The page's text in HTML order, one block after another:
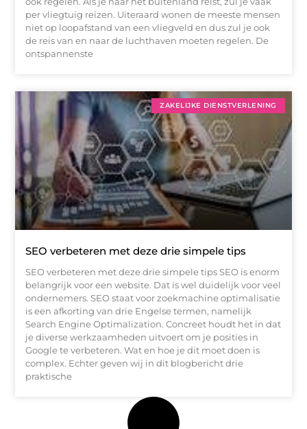
per vliegtuig reizen. Uiteraard wonen de meeste mensen
niet op loopafstand van een vliegveld en dus zul je ook
de reis van en naar de luchthaven moeten regelen. De
ontspannenste
ZAKELIJKE DIENSTVERLENING
SEO verbeteren met deze drie simpele tips
SEO verbeteren met deze drie simpele tips SEO is enorm
belangrijk voor een website. Dat is wel duidelijk voor veel
ondernemers. SEO staat voor zoekmachine optimalisatie
is een afkorting van drie Engelse termen, namelijk
Search Engine Optimalization. Concreet houdt het in dat
je diverse werkzaamheden uitvoert om je posities in
Google te verbeteren. Wat en hoe je dit moet doen is
complex. Echter geven wij in dit blogbericht drie
praktische